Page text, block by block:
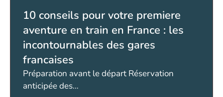
10 conseils pour votre premiere
aventure en train en France : les
incontournables des gares
francaises
Préparation avant le départ Réservation
anticipée des…